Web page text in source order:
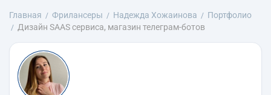
Главная Фрилансеры Надежда Хожаинова
Портфолио
Дизайн SAAS сервиса, магазин телеграм-ботов